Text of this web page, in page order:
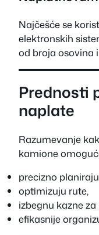
Najčešće se
elektronskih
od broja osovina
Prednosti
naplate
Razumevanje
kamione
precizno
optimizuju rute,
izbegnu kazne
efikasnije